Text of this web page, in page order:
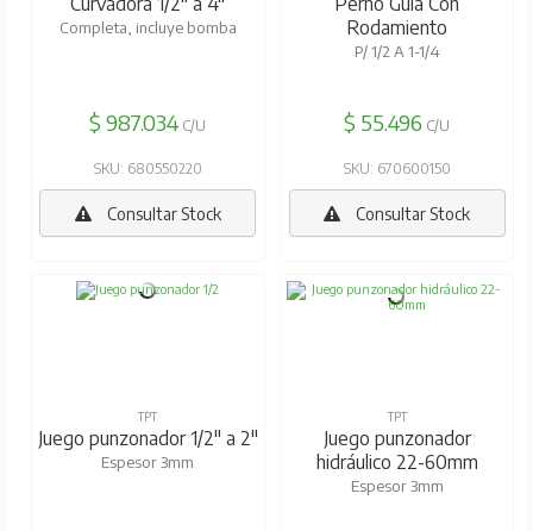
Completa, incluye bomba
$ 987.034 C/U
SKU: 680550220
Consultar Stock
Rodamiento
P/ 1/2 A 1-1/4
$ 55.496 C/U
SKU: 670600150
Consultar Stock
TPT
Juego punzonador 1/2" a 2"
Espesor 3mm
TPT
Juego punzonador
hidráulico 22-60mm
Espesor 3mm